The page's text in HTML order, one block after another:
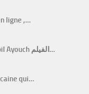
ligne ,…
Zin Li Fik Le film Marocain de Nabil Ayouch الفيلم…
qui…